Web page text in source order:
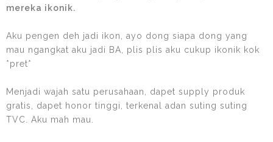
mereka ikonik.
Aku pengen deh jadi ikon, ayo dong siapa dong yang
mau ngangkat aku jadi BA, plis plis aku cukup ikonik kok
*pret*
Menjadi wajah satu perusahaan, dapet supply produk
gratis, dapet honor tinggi, terkenal adan suting suting
TVC. Aku mah mau.